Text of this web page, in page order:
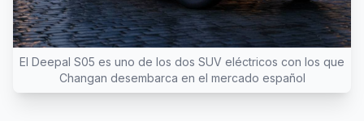
El Deepal S05 es uno de los dos SUV eléctricos con los que
Changan desembarca en el mercado español